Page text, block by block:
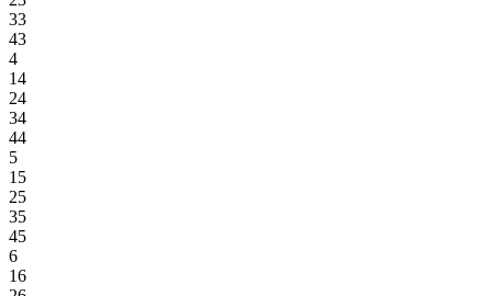
33
43
4
14
24
34
44
5
15
25
35
45
6
16